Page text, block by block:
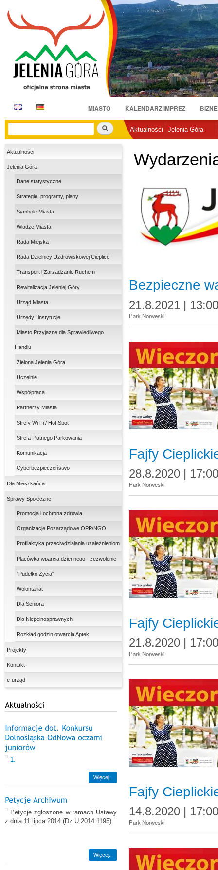
do
E
D
MIASTO KALENDARZ IMPREZ
Szukaj
Aktualności Jelenia Góra
Aktualności
Jelenia Góra
Dane statystyczne
Strategie, programy, plany
Symbole Miasta
Władze Miasta
Rada Miejska
Rada Dzielnicy Uzdrowiskowej Cieplice
Transport i Zarządzanie Ruchem
Rewitalizacja Jeleniej Góry
Urząd Miasta
Urzędy i instytucje
Miasto Przyjazne dla Sprawiedliwego
Handlu
Zielona Jelenia Góra
Uczelnie
Współpraca
Partnerzy Miasta
Strefy Wi Fi / Hot Spot
Strefa Płatnego Parkowania
Komunikacja
Cyberbezpieczeństwo
Dla Mieszkańca
Sprawy Społeczne
Promocja i ochrona zdrowia
Organizacje Pozarządowe OPP/NGO
Profilaktyka przeciwdziałania uzależnieniom
Placówka wparcia dziennego - zezwolenie
"Pudełko Życia"
Wolontariat
Dla Seniora
Dla Niepełnosprawnych
Rozkład godzin otwarcia Aptek
Projekty
Kontakt
e-urząd
1.
Więcej..
Petycje zgłoszone w ramach Ustawy
z dnia 11 lipca 2014 (Dz.U.2014.1195)
Więcej..
Bezpieczne
21.8.2021 | 13:00
Park Norweski
Fajfy
28.8.2020 | 17:00
Park Norweski
Fajfy
21.8.2020 | 17:00
Park Norweski
Fajfy
14.8.2020 | 17:00
Park Norweski